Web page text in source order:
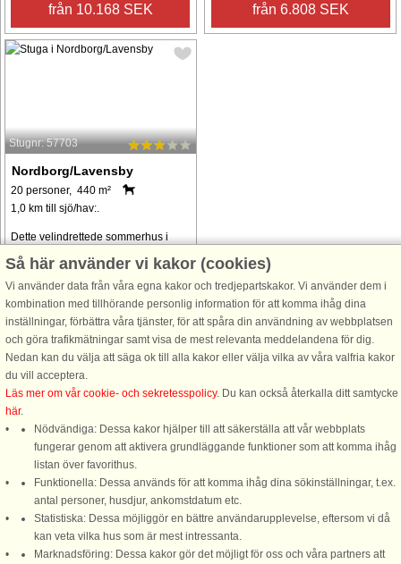
från 10.168 SEK från 6.808 SEK
Stugnr: 57703
Nordborg/Lavensby
20 personer, 440 m²
1,0 km till sjö/hav:.
Dette velindrettede sommerhus i
landlige og naturskønne omgivelser
rummer mulighed for både
afslapning og aktiviteter for både
store og små. Huset er delt op i to
bygninger: I den 1. bygning er der i
stueplan ...
från 19.344 SEK
DanCenter A/S - Kronprinsensgade 3, 2. - 1114 København K - Danmark
Tel.: +45 70 13 00 00 - Fax.: +45 70 13 70 70 - Bank: Danske Bank/Stockholm
Bank-giro nr. 5209-6575 - CVR: 67324013
Så här använder vi kakor (cookies)
Vi använder data från våra egna kakor och tredjepartskakor. Vi använder dem i
kombination med tillhörande personlig information för att komma ihåg dina
inställningar, förbättra våra tjänster, för att spåra din användning av webbplatsen
och göra trafikmätningar samt visa de mest relevanta meddelandena för dig.
Nedan kan du välja att säga ok till alla kakor eller välja vilka av våra valfria kakor
du vill acceptera.
Läs mer om vår cookie- och sekretesspolicy. Du kan också återkalla ditt samtycke
här.
Nödvändiga: Dessa kakor hjälper till att säkerställa att vår webbplats
fungerar genom att aktivera grundläggande funktioner som att komma ihåg
listan över favorithus.
Funktionella: Dessa används för att komma ihåg dina sökinställningar, t.ex.
antal personer, husdjur, ankomstdatum etc.
Statistiska: Dessa möjliggör en bättre användarupplevelse, eftersom vi då
kan veta vilka hus som är mest intressanta.
Marknadsföring: Dessa kakor gör det möjligt för oss och våra partners att